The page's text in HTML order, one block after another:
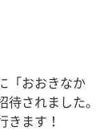
「おおきなか
されました。
きます！